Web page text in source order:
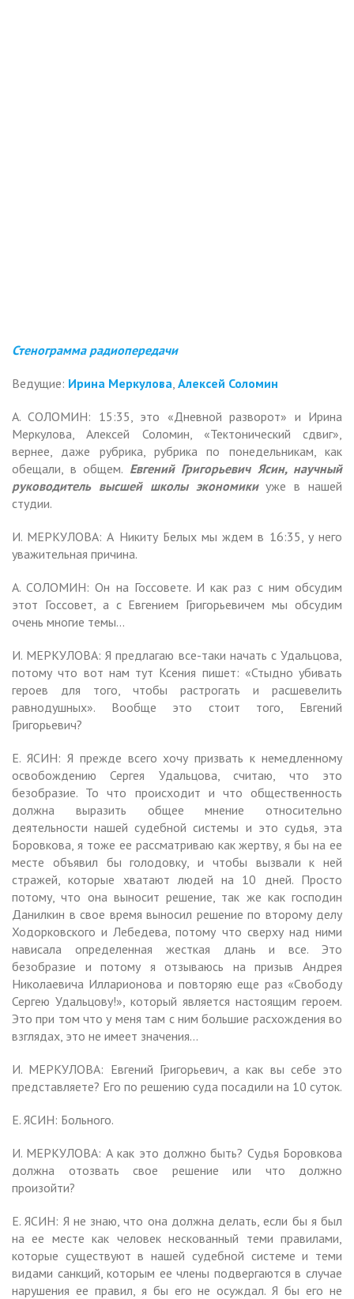
Стенограмма радиопередачи
Ведущие: Ирина Меркулова Алексей Соломин
А. СОЛОМИН: 15:35, это «Дневной разворот» и Ирина
Меркулова, Алексей Соломин, «Тектонический сдвиг»,
вернее, даже рубрика, рубрика по понедельникам, как
обещали, в общем. Евгений Григорьевич Ясин, научный
руководитель высшей школы экономикиуже в нашей
студии.
И. МЕРКУЛОВА: А Никиту Белых мы ждем в 16:35, у него
уважительная причина.
А. СОЛОМИН: Он на Госсовете. И как раз с ним обсудим
этот Госсовет, а с Евгением Григорьевичем мы обсудим
очень многие темы…
И. МЕРКУЛОВА: Я предлагаю все-таки начать с Удальцова,
потому что вот нам тут Ксения пишет: «Стыдно убивать
героев для того, чтобы растрогать и расшевелить
равнодушных». Вообще это стоит того, Евгений
Григорьевич?
Е. ЯСИН: Я прежде всего хочу призвать к немедленному
освобождению Сергея Удальцова, считаю, что это
безобразие. То что происходит и что общественность
должна выразить общее мнение относительно
деятельности нашей судебной системы и это судья, эта
Боровкова, я тоже ее рассматриваю как жертву, я бы на ее
месте объявил бы голодовку, и чтобы вызвали к ней
стражей, которые хватают людей на 10 дней. Просто
потому, что она выносит решение, так же как господин
Данилкин в свое время выносил решение по второму делу
Ходорковского и Лебедева, потому что сверху над ними
нависала определенная жесткая длань и все. Это
безобразие и потому я отзываюсь на призыв Андрея
Николаевича Илларионова и повторяю еще раз «Свободу
Сергею Удальцову!», который является настоящим героем.
Это при том что у меня там с ним большие расхождения во
взглядах, это не имеет значения…
И. МЕРКУЛОВА: Евгений Григорьевич, а как вы себе это
представляете? Его по решению суда посадили на 10 суток.
Е. ЯСИН: Больного.
И. МЕРКУЛОВА: А как это должно быть? Судья Боровкова
должна отозвать свое решение или что должно
произойти?
Е. ЯСИН: Я не знаю, что она должна делать, если бы я был
на ее месте как человек нескованный теми правилами,
которые существуют в нашей судебной системе и теми
видами санкций, которым ее члены подвергаются в случае
нарушения ее правил, я бы его не осуждал. Я бы его не